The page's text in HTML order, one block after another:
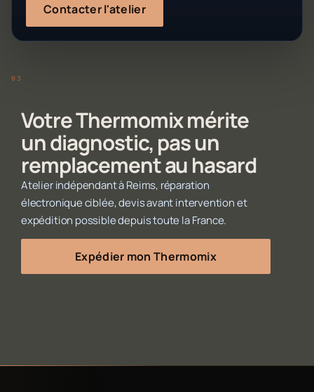
Contacter l'atelier
Votre Thermomix mérite
un diagnostic, pas un
remplacement au hasard
Atelier indépendant à Reims, réparation
électronique ciblée, devis avant intervention et
expédition possible depuis toute la France.
Expédier mon Thermomix